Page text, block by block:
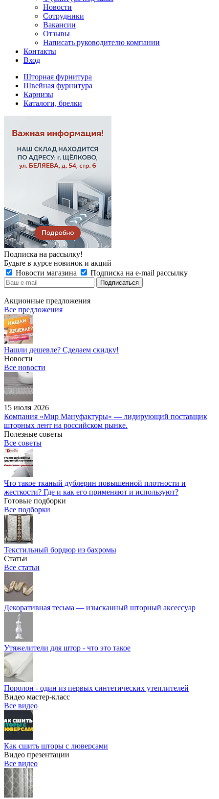
Новости
Сотрудники
Вакансии
Отзывы
Написать руководителю компании
Контакты
Вход
Шторная фурнитура
Швейная фурнитура
Карнизы
Каталоги, брелки
Подписка на рассылку!
Будьте в курсе новинок и акций
Новости магазина
Подписка на e-mail рассылку
Акционные предложения
Все предложения
Нашли дешевле? Сделаем скидку!
Новости
Все новости
15 июля 2026
Компания «Мир Мануфактуры» — лидирующий поставщик
шторных лент на российском рынке.
Полезные советы
Все советы
Что такое тканый дублерин повышенной плотности и
жесткости? Где и как его применяют и используют?
Готовые подборки
Все подборки
Текстильный бордюр из бахромы
Статьи
Все статьи
Декоративная тесьма — изысканный шторный аксессуар
Утяжелители для штор - что это такое
Поролон - один из первых синтетических утеплителей
Видео мастер-класс
Все видео
Как сшить шторы с люверсами
Видео презентации
Все видео